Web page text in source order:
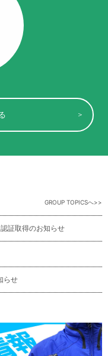
GROUP TOPICSへ
証取得のお知らせ
らせ